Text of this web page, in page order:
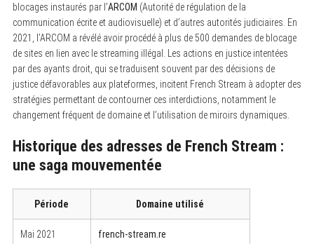
blocages instaurés par l’ARCOM (Autorité de régulation de la
communication écrite et audiovisuelle) et d’autres autorités judiciaires. En
2021, l’ARCOM a révélé avoir procédé à plus de 500 demandes de blocage
de sites en lien avec le streaming illégal. Les actions en justice intentées
par des ayants droit, qui se traduisent souvent par des décisions de
justice défavorables aux plateformes, incitent French Stream à adopter des
stratégies permettant de contourner ces interdictions, notamment le
changement fréquent de domaine et l’utilisation de miroirs dynamiques.
Historique des adresses de French Stream :
une saga mouvementée
Période Domaine utilisé
Mai 2021 french-stream.re
S